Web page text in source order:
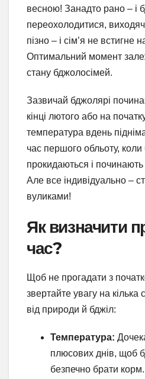
весною! Занадто рано – і
переохолодитися,
пізно – і сім’я не встигне
Оптимальний момент
стану бджолосімей.
Зазвичай бджолярі
кінці лютого або на
температура вдень
час першого обльоту,
прокидаються і
Але все індивідуально –
вуликами!
Як визначити
час?
Щоб не прогадати з
звертайте увагу на кілька
від природи й бджіл:
Температура:
плюсових днів, щоб
безпечно брати корм.